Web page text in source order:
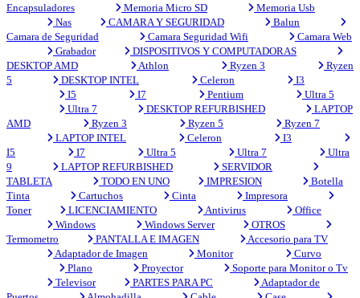
Encapsuladores
Memoria Micro SD
Memoria Usb
Nas
CAMARA Y SEGURIDAD
Balun
Camara de Seguridad
Camara Seguridad Wifi
Camara Web
Grabador
DISPOSITIVOS Y COMPUTADORAS
DESKTOP AMD
Athlon Ryzen 3
Ryzen
5
DESKTOP INTEL Celeron
I3
I5
I7 Pentium
Ultra 5
Ultra 7
DESKTOP REFURBISHED
LAPTOP
AMD
Ryzen 3 Ryzen 5
Ryzen 7
LAPTOP INTEL
Celeron
I3
I5
I7 Ultra 5 Ultra 7
Ultra
9
LAPTOP REFURBISHED
SERVIDOR
TABLETA
TODO EN UNO IMPRESION
Botella
Tinta
Cartuchos Cinta
Impresora
Toner
LICENCIAMIENTO Antivirus
Office
Windows
Windows Server
OTROS
Termometro
PANTALLA E IMAGEN
Accesorio para TV
Adaptador de Imagen
Monitor
Curvo
Plano
Proyector
Soporte para Monitor o Tv
Televisor
PARTES PARA PC
Adaptador de